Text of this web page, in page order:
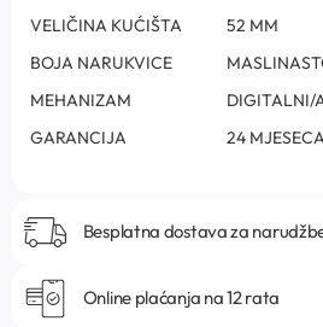
VELIČINA KUĆIŠTA
52 MM
BOJA NARUKVICE
MEHANIZAM
DIGITALNI/
GARANCIJA
24 MJESECA
Besplatna dostava za
Online plaćanja na 12 rata